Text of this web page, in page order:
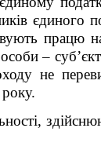
єдиного
працю
–
не